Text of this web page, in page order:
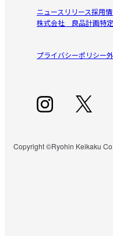
ニュースリリース採用
株式会社 良品計画特
プライバシーポリシー
Copyright ©Ryohin Keikaku